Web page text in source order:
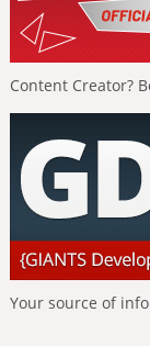
Content Creator?
Your source of